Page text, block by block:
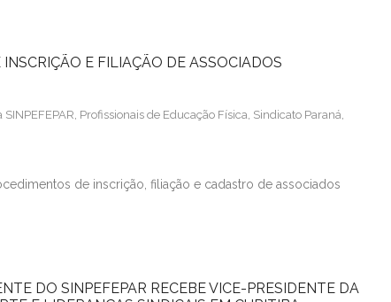
E FILIAÇÃO DE ASSOCIADOS
SINPEFEPAR Profissionais de Educação Física Sindicato Paraná
de inscrição, filiação e cadastro de associados
DO SINPEFEPAR RECEBE VICE-PRESIDENTE DA